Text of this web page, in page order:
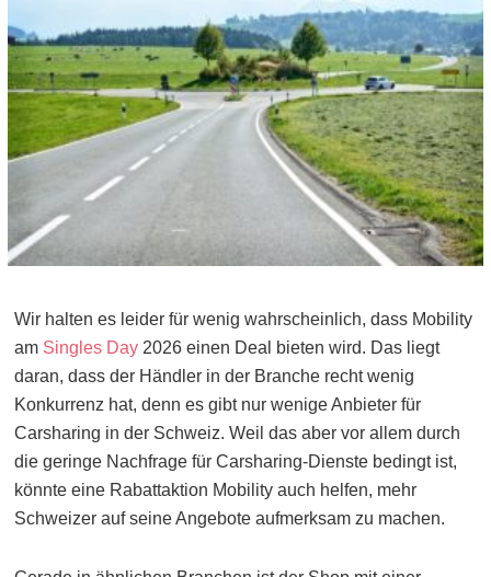
Wir halten es leider für wenig wahrscheinlich, dass Mobility
am Singles Day 2026 einen Deal bieten wird. Das liegt
daran, dass der Händler in der Branche recht wenig
Konkurrenz hat, denn es gibt nur wenige Anbieter für
Carsharing in der Schweiz. Weil das aber vor allem durch
die geringe Nachfrage für Carsharing-Dienste bedingt ist,
könnte eine Rabattaktion Mobility auch helfen, mehr
Schweizer auf seine Angebote aufmerksam zu machen.